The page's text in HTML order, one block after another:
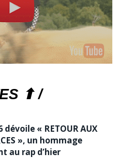
⬆ /
dévoile « RETOUR AUX
», un hommage
au rap d’hier